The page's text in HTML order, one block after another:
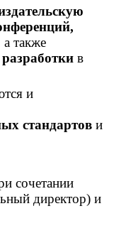
а также
в
и
стандартов и
сочетании
директор) и